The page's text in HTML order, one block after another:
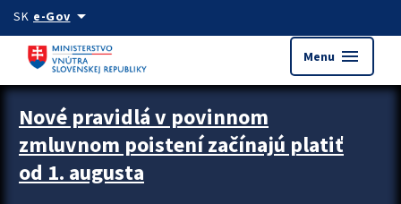
Preskocit na hlavný obsah
SK e-Govarrow_drop_down
Menu menu
Zastavit automatický posun upútavok
Nové pravidlá v povinnom
zmluvnom poistení začínajú platiť
od 1. augusta